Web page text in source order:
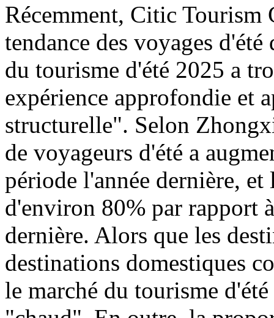
Récemment, Citic
tendance des voyages
du tourisme d'été 2025 a
expérience approfondie et
structurelle". Selon
de voyageurs d'été a
période l'année dernière,
d'environ 80% par rapport
dernière. Alors que les
destinations domestiques
le marché du tourisme